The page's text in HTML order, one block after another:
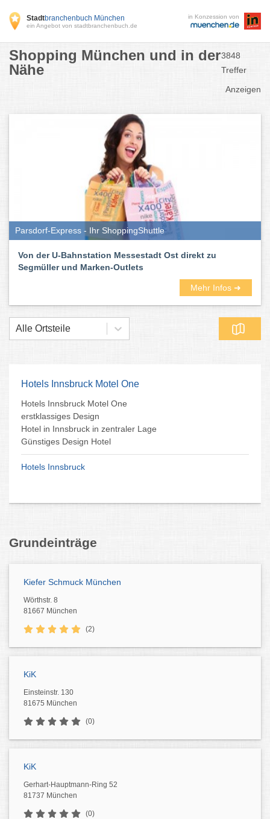
Stadtbranchenbuch München
ein Angebot von stadtbranchenbuch.de
in Konzession von
Shopping München und in der
Nähe
3848
Treffer
Anzeigen
Parsdorf-Express - Ihr ShoppingShuttle
Von der U-Bahnstation Messestadt Ost direkt zu
Segmüller und Marken-Outlets
Mehr Infos ➜
Alle Ortsteile
Hotels Innsbruck Motel One
Hotels Innsbruck Motel One
erstklassiges Design
Hotel in Innsbruck in zentraler Lage
Günstiges Design Hotel
Hotels Innsbruck
Grundeinträge
Kiefer Schmuck München
Wörthstr. 8
81667 München
(2)
KiK
Einsteinstr. 130
81675 München
(0)
KiK
Gerhart-Hauptmann-Ring 52
81737 München
(0)